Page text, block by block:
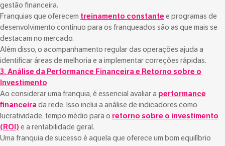
gestão financeira.
Franquias que oferecem treinamento constante e programas de
desenvolvimento contínuo para os franqueados são as que mais se
destacam no mercado.
Além disso, o acompanhamento regular das operações ajuda a
identificar áreas de melhoria e a implementar correções rápidas.
3. Análise da Performance Financeira e Retorno sobre o
Investimento
Ao considerar uma franquia, é essencial avaliar a performance
financeira da rede. Isso inclui a análise de indicadores como
lucratividade, tempo médio para o retorno sobre o investimento
(ROI) e a rentabilidade geral.
Uma franquia de sucesso é aquela que oferece um bom equilíbrio